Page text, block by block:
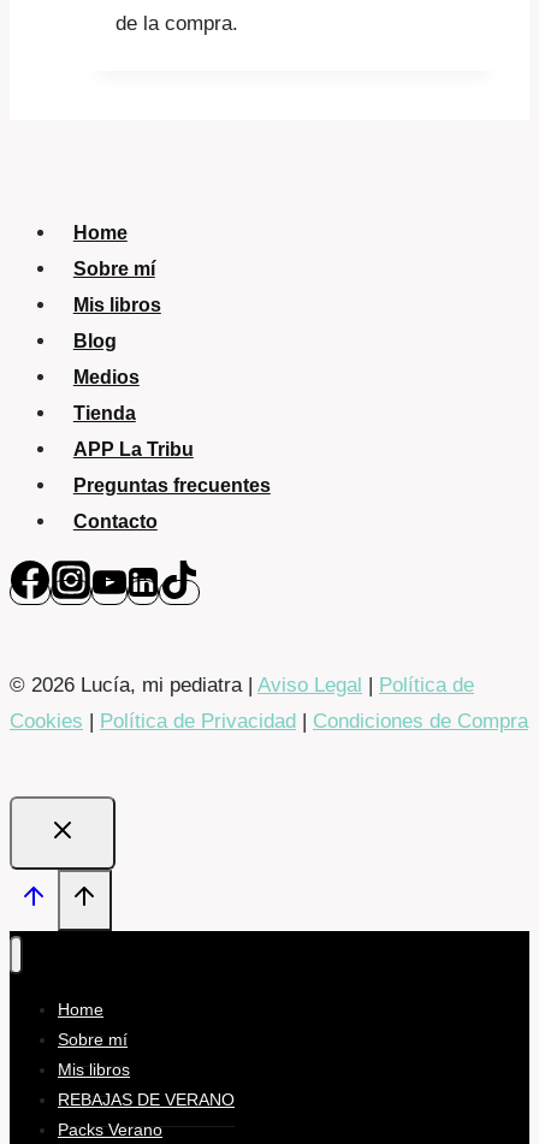
35,29 B/..
de la compra.
Home
Sobre mí
Mis libros
Blog
Medios
Tienda
APP La Tribu
Preguntas frecuentes
Contacto
© 2026 Lucía, mi pediatra | Aviso Legal | Política de
Cookies | Política de Privacidad | Condiciones de Compra
Home
Sobre mí
Mis libros
REBAJAS DE VERANO
Packs Verano